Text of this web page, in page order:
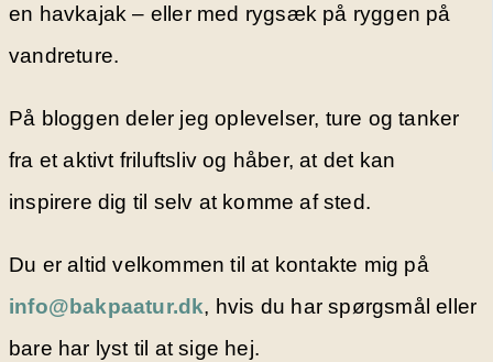
en havkajak – eller med rygsæk på ryggen på
vandreture.
På bloggen deler jeg oplevelser, ture og tanker
fra et aktivt friluftsliv og håber, at det kan
inspirere dig til selv at komme af sted.
Du er altid velkommen til at kontakte mig på
info@bakpaatur.dk, hvis du har spørgsmål eller
bare har lyst til at sige hej.